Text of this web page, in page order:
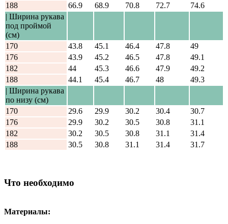
188
66.9 68.9 70.8 72.7
74.6
| Ширина рукава
под проймой
(см)
170
43.8 45.1 46.4 47.8
49
176
43.9 45.2 46.5 47.8
49.1
182
44 45.3 46.6 47.9
49.2
188
44.1 45.4 46.7 48
49.3
| Ширина рукава
по низу (см)
170
29.6 29.9 30.2 30.4
30.7
176
29.9 30.2 30.5 30.8
31.1
182
30.2 30.5 30.8 31.1
31.4
188
30.5 30.8 31.1 31.4 31.7
Что необходимо
Материалы: